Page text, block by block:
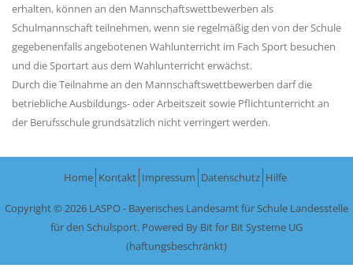
erhalten, können an den Mannschaftswettbewerben als
Schulmannschaft teilnehmen, wenn sie regelmäßig den von der Schule
gegebenenfalls angebotenen Wahlunterricht im Fach Sport besuchen
und die Sportart aus dem Wahlunterricht erwächst.
Durch die Teilnahme an den Mannschaftswettbewerben darf die
betriebliche Ausbildungs- oder Arbeitszeit sowie Pflichtunterricht an
der Berufsschule grundsätzlich nicht verringert werden.
Home Kontakt Impressum Datenschutz Hilfe
Copyright © 2026 LASPO - Bayerisches Landesamt für Schule Landesstelle
für den Schulsport. Powered By Bit for Bit Systeme UG
(haftungsbeschränkt)